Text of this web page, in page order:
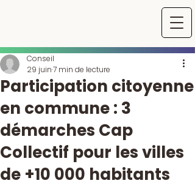
Participation citoyenne
en commune : 3
démarches Cap
Collectif pour les villes
de +10 000 habitants
Conseil
29 juin7 min de lecture